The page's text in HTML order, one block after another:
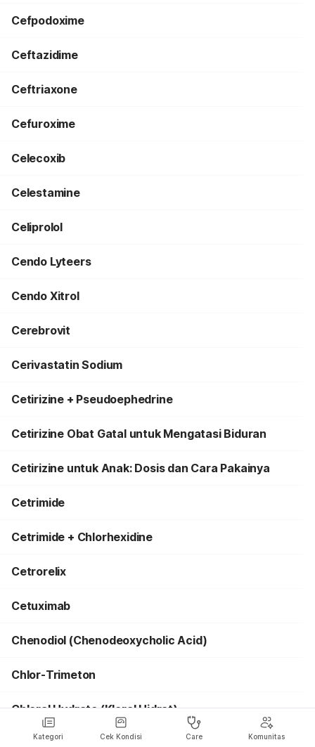
Cefpodoxime
Ceftazidime
Ceftriaxone
Cefuroxime
Celecoxib
Celestamine
Celiprolol
Cendo Lyteers
Cendo Xitrol
Cerebrovit
Cerivastatin Sodium
Cetirizine + Pseudoephedrine
Cetirizine Obat Gatal untuk Mengatasi Biduran
Cetirizine untuk Anak: Dosis dan Cara Pakainya
Cetrimide
Cetrimide + Chlorhexidine
Cetrorelix
Cetuximab
Chenodiol (Chenodeoxycholic Acid)
Chlor-Trimeton
Chloral Hydrate (Kloral Hidrat)
Chlorambucil (Klorambusil)
Kategori Cek Kondisi Care Komunitas